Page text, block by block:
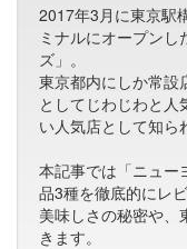
2017年3月に東京駅
ミナルにオープン
ズ」。
東京都内にしか常設
としてじわじわと
い人気店として知ら
本記事では「ニュー
品3種を徹底的にレビ
美味しさの秘密や、
きます。